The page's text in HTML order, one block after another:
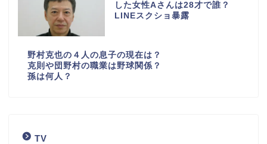
した女性Aさんは28才で誰？
LINEスクショ暴露
野村克也の４人の息子の現在は？
克則や団野村の職業は野球関係？
孫は何人？
TV